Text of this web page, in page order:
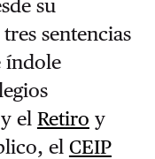
su
sentencias
índole
el Retiro y
el CEIP